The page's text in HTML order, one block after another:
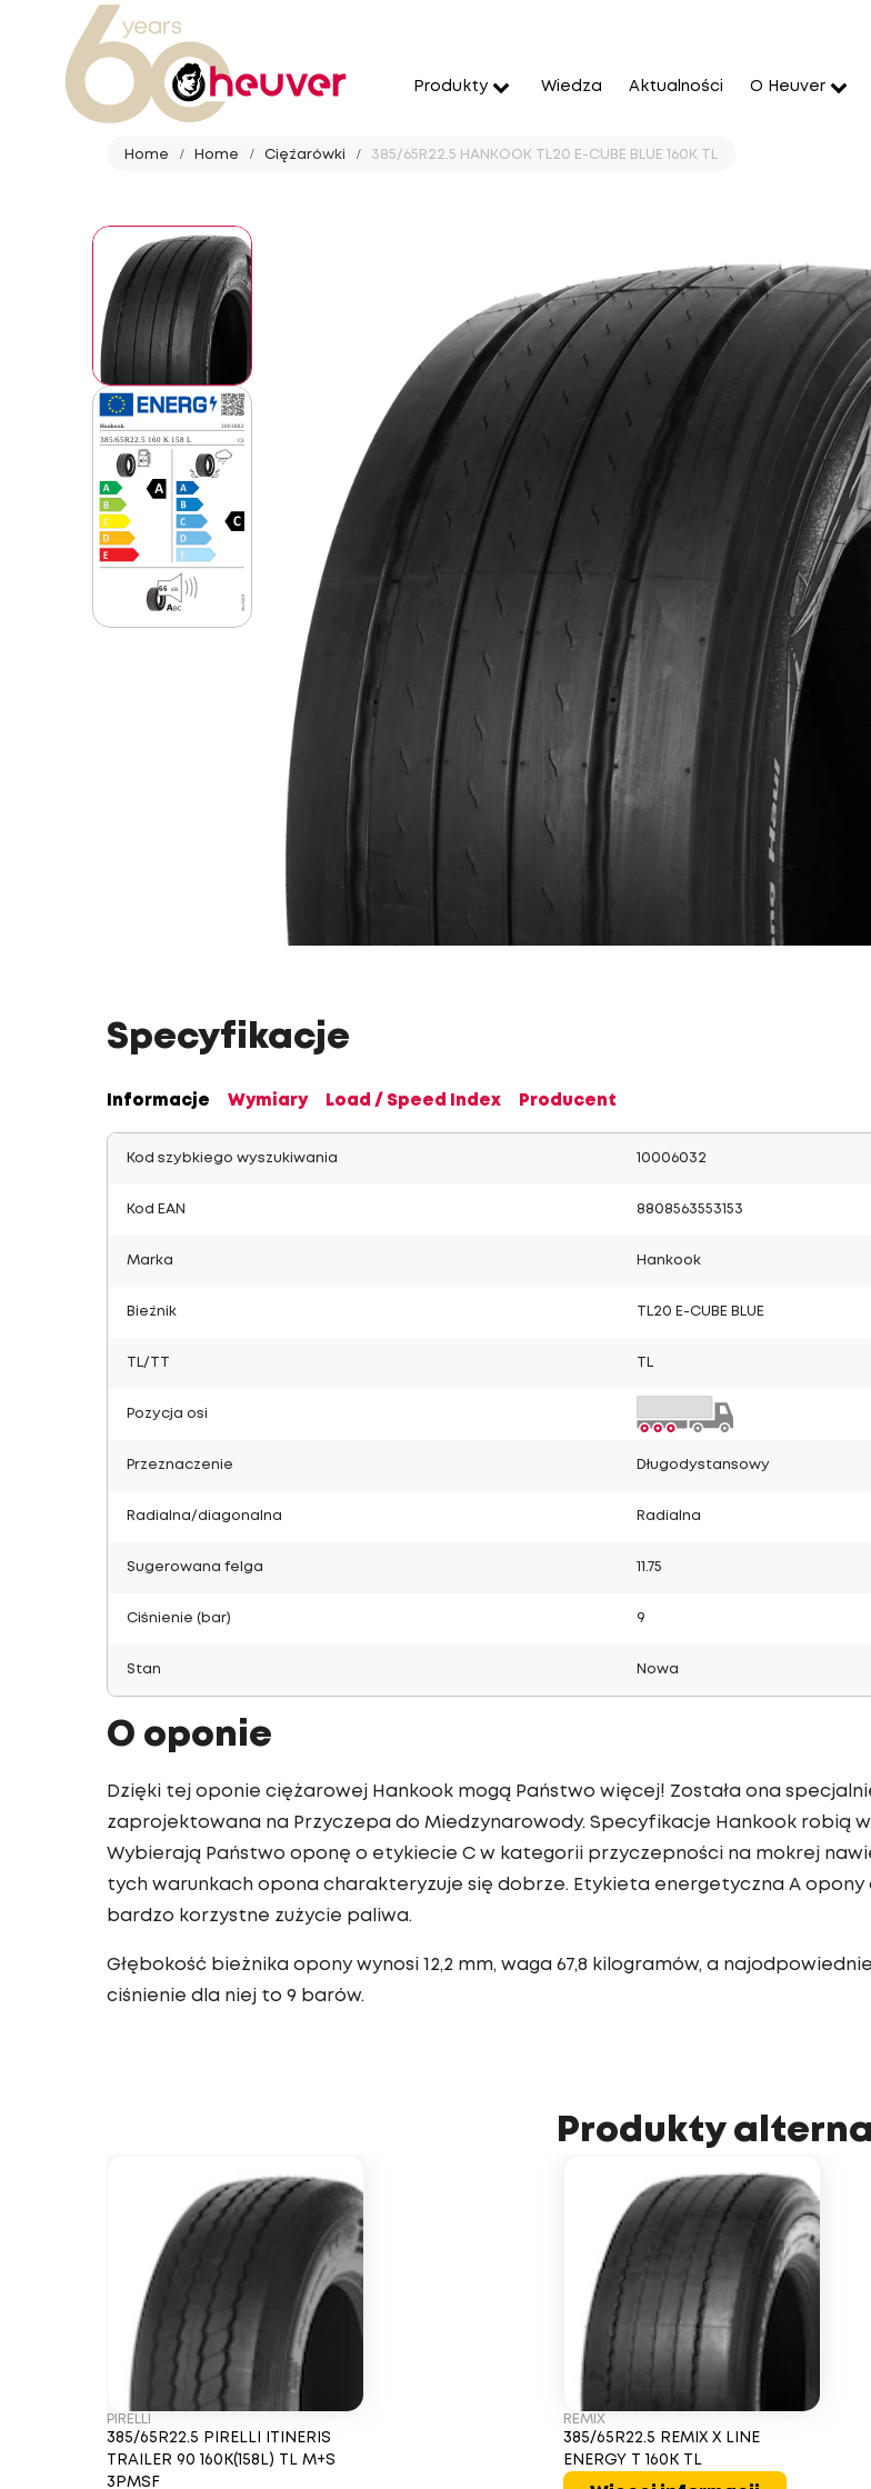
Produkty Wiedza Aktualności O Heuver
Home Home Ciężarówki 385/65R22.5 HANKOOK TL20 E-CUBE BLUE 160K TL
Specyfikacje
Informacje Wymiary Load / Speed Index Producent
Kod szybkiego wyszukiwania 10006032
Kod EAN 8808563553153
Marka Hankook
Bieżnik TL20 E-CUBE BLUE
TL/TT
Pozycja osi
Przeznaczenie Długodystansowy
Radialna/diagonalna Radialna
Sugerowana felga 11.75
Ciśnienie (bar) 9
Stan Nowa
O oponie
Dzięki tej oponie ciężarowej Hankook mogą Państwo więcej! Została ona
zaprojektowana na Przyczepa do Miedzynarowody. Specyfikacje Hankook robią
Wybierają Państwo oponę o etykiecie C w kategorii przyczepności na mokrej
tych warunkach opona charakteryzuje się dobrze. Etykieta energetyczna A opony
bardzo korzystne zużycie paliwa.
Głębokość bieżnika opony wynosi 12,2 mm, waga 67,8 kilogramów, a
ciśnienie dla niej to 9 barów.
Produkty
PIRELLI
385/65R22.5 PIRELLI ITINERIS
TRAILER 90 160K(158L) TL M+S
3PMSF
REMIX
385/65R22.5 REMIX X LINE
ENERGY T 160K TL